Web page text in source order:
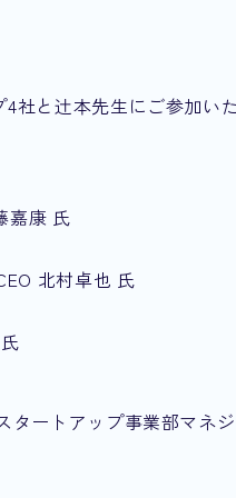
と辻本先生にご参加い
嘉康 氏
北村卓也 氏
タートアップ事業部マネ